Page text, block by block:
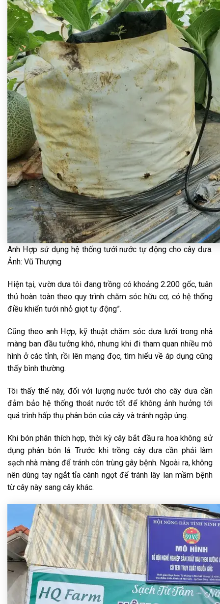
Anh Hợp sử dụng hệ thống tưới nước tự động cho cây dưa.
Ảnh: Vũ Thượng
Hiện tại, vườn dưa tôi đang trồng có khoảng 2.200 gốc, tuân
thủ hoàn toàn theo quy trình chăm sóc hữu cơ, có hệ thống
điều khiển tưới nhỏ giọt tự động”.
Cũng theo anh Hợp, kỹ thuật chăm sóc dưa lưới trong nhà
màng ban đầu tưởng khó, nhưng khi đi tham quan nhiều mô
hình ở các tỉnh, rồi lên mạng đọc, tìm hiểu về áp dụng cũng
thấy bình thường.
Tôi thấy thế này, đối với lượng nước tưới cho cây dưa cần
đảm bảo hệ thống thoát nước tốt để không ảnh hưởng tới
quá trình hấp thụ phân bón của cây và tránh ngập úng.
Khi bón phân thích hợp, thời kỳ cây bắt đầu ra hoa không sử
dụng phân bón lá. Trước khi trồng cây dưa cần phải làm
sạch nhà màng để tránh côn trùng gây bệnh. Ngoài ra, không
nên dùng tay ngắt tỉa cành ngọt để tránh lây lan mầm bệnh
từ cây này sang cây khác.